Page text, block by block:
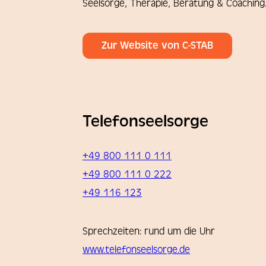
Seelsorge, Therapie, Beratung & Coaching.
Zur Website von C-STAB
Telefonseelsorge
+49 800 111 0 111
+49 800 111 0 222
+49 116 123
Sprechzeiten: rund um die Uhr
www.telefonseelsorge.de